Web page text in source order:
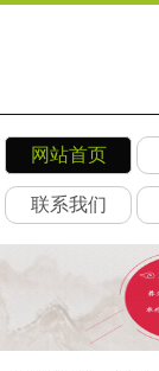
网站首页
联系我们